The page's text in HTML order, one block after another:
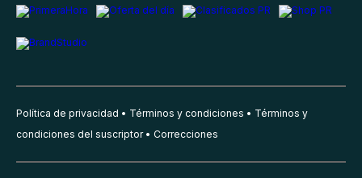
Política de privacidad Términos y condiciones
Términos y
condiciones del suscriptor
Correcciones